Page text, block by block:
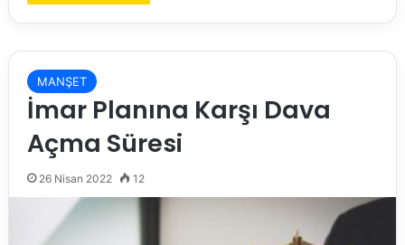
MANŞET
İmar Planına Karşı Dava
Açma Süresi
26 Nisan 2022 12